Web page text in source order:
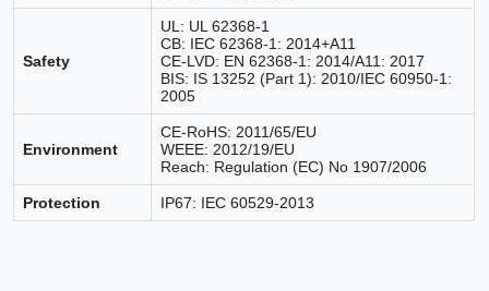
Safety
UL: UL 62368-1
CB: IEC 62368-1: 2014+A11
CE-LVD: EN 62368-1: 2014/A11: 2017
BIS: IS 13252 (Part 1): 2010/IEC 60950-1:
2005
Environment
CE-RoHS: 2011/65/EU
WEEE: 2012/19/EU
Reach: Regulation (EC) No 1907/2006
Protection IP67: IEC 60529-2013